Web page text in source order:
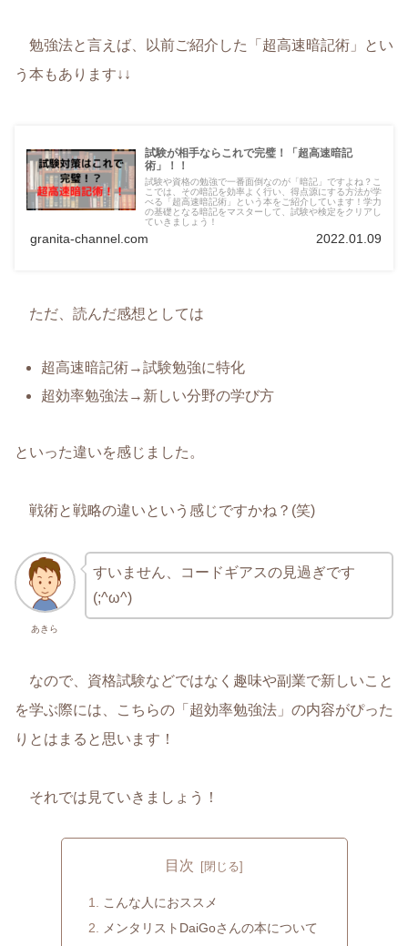
勉強法と言えば、以前ご紹介した「超高速暗記術」とい
う本もあります↓↓
試験が相手ならこれで完璧！「超高速暗記
術」！！
試験や資格の勉強で一番面倒なのが「暗記」ですよね？こ
こでは、その暗記を効率よく行い、得点源にする方法が学
べる「超高速暗記術」という本をご紹介しています！学力
の基礎となる暗記をマスターして、試験や検定をクリアし
ていきましょう！
granita-channel.com 2022.01.09
ただ、読んだ感想としては
超高速暗記術→試験勉強に特化
超効率勉強法→新しい分野の学び方
といった違いを感じました。
戦術と戦略の違いという感じですかね？(笑)
あきら
すいません、コードギアスの見過ぎです
(;^ω^)
なので、資格試験などではなく趣味や副業で新しいこと
を学ぶ際には、こちらの「超効率勉強法」の内容がぴった
りとはまると思います！
それでは見ていきましょう！
目次
こんな人におススメ
メンタリストDaiGoさんの本について